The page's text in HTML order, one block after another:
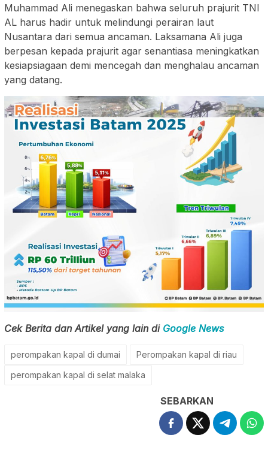
Muhammad Ali menegaskan bahwa seluruh prajurit TNI
AL harus hadir untuk melindungi perairan laut
Nusantara dari semua ancaman. Laksamana Ali juga
berpesan kepada prajurit agar senantiasa meningkatkan
kesiapsiagaan demi mencegah dan menghalau ancaman
yang datang.
Cek Berita dan Artikel yang lain di Google News
perompakan kapal di dumai
Perompakan kapal di riau
perompakan kapal di selat malaka
SEBARKAN